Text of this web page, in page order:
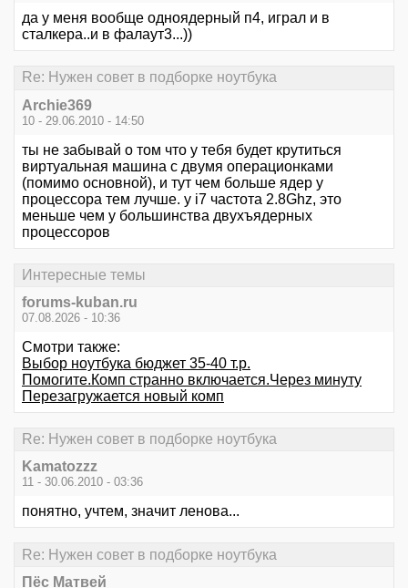
да у меня вообще одноядерный п4, играл и в
сталкера..и в фалаут3...))
Re: Нужен совет в подборке ноутбука
Archie369
10 - 29.06.2010 - 14:50
ты не забывай о том что у тебя будет крутиться
виртуальная машина с двумя операционками
(помимо основной), и тут чем больше ядер у
процессора тем лучше. у i7 частота 2.8Ghz, это
меньше чем у большинства двухъядерных
процессоров
Интересные темы
forums-kuban.ru
07.08.2026 - 10:36
Смотри также:
Выбор ноутбука бюджет 35-40 т.р.
Помогите.Комп странно включается.Через минуту
Перезагружается новый комп
Re: Нужен совет в подборке ноутбука
Kamatozzz
11 - 30.06.2010 - 03:36
понятно, учтем, значит ленова...
Re: Нужен совет в подборке ноутбука
Пёс Матвей